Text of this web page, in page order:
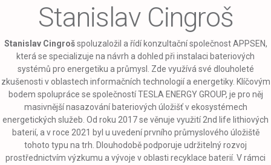
Stanislav Cingroš
Stanislav Cingrošspoluzaložil a řídí konzultační společnost APPSEN,
která se specializuje na návrh a dohled při instalaci bateriových
systémů pro energetiku a průmysl. Zde využívá své dlouholeté
zkušenosti v oblastech informačních technologií a energetiky. Klíčovým
bodem spolupráce se společností TESLA ENERGY GROUP, je pro něj
masivnější nasazování bateriových úložišť v ekosystémech
energetických služeb. Od roku 2017 se věnuje využití 2nd life lithiových
baterií, a v roce 2021 byl u uvedení prvního průmyslového úložiště
tohoto typu na trh. Dlouhodobě podporuje udržitelný rozvoj
prostřednictvím výzkumu a vývoje v oblasti recyklace baterií. V rámci